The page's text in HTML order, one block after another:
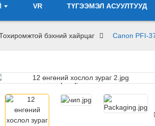
VR ТҮГЭЭМЭЛ АСУУЛТУУД
бэхний хайрцаг Canon PFI-
Loading...
Loading...